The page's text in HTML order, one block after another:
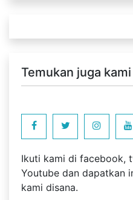
Temukan juga
Ikuti kami di facebook,
Youtube dan dapatkan
kami disana.